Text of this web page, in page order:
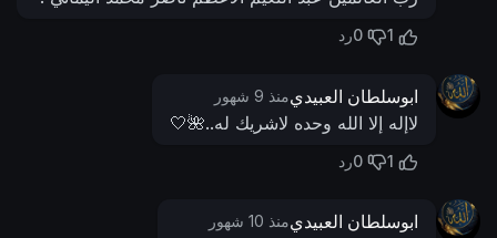
1
0رد
ابوسلطان العبيديمنذ 9 شهور
لاإله إلا الله وحده لاشريك له..🌺🤍
1
0رد
ابوسلطان العبيديمنذ 10 شهور